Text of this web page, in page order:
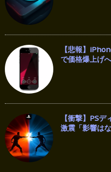
【悲報】
で価格爆上げ
【衝撃】PS
激震「影響は